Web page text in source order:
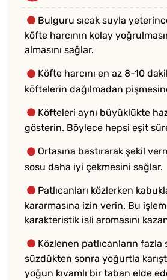
Bulguru sıcak suyla
köfte harcının kolay
almasını sağlar.
Köfte harcını en az 8-10
köftelerin dağılmadan
Köfteleri aynı büyüklükte
gösterin. Böylece hepsi eşit
Ortasına bastırarak şekil
sosu daha iyi çekmesini sağlar.
Patlıcanları közlerken
kararmasına izin verin. Bu
karakteristik isli aromasını
Közlenen patlıcanların fazla
süzdükten sonra yoğurtla
yoğun kıvamlı bir taban elde